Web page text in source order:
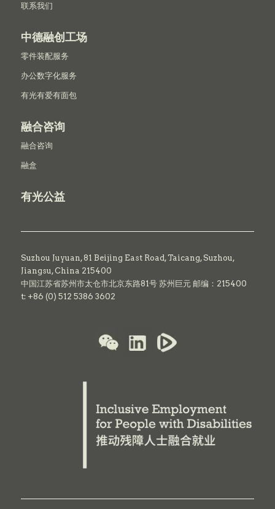
联系我们
中德融创工场
零件装配服务
办公数字化服务
有光有爱有面包
融合咨询
融合咨询
融盒
有光公益
Suzhou Juyuan, 81 Beijing East Road,Taicang,Suzhou,
Jiangsu, China 215400
中国江苏省苏州市太仓市北京东路81号 苏州巨元 邮编：215400
t: +86 (0) 512 5386 3602